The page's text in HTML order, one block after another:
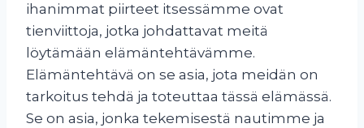
ihanimmat piirteet itsessämme ovat
tienviittoja, jotka johdattavat meitä
löytämään elämäntehtävämme.
Elämäntehtävä on se asia, jota meidän on
tarkoitus tehdä ja toteuttaa tässä elämässä.
Se on asia, jonka tekemisestä nautimme ja